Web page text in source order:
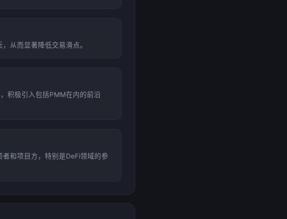
从而显著降低交易滑点。
积极引入包括PMM在内的前沿
和项目方，特别是DeFi领域的参